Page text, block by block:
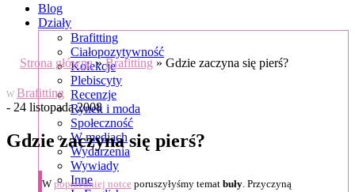
Blog
Działy
Brafitting
Ciałopozytywność
Kolekcje
Plebiscyty
Recenzje
Rynek i moda
Społeczność
W mediach
Wydarzenia
Wywiady
Inne
Strona główna»Brafitting »Gdzie zaczyna się pierś?
W Brafitting
- 24 listopada 2008
Gdzie zaczyna się pierś?
W poprzedniej notce poruszyłyśmy temat buły . Przyczyną